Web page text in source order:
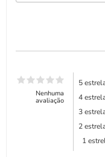
Nenhuma
avaliação
5
4
3
2
1